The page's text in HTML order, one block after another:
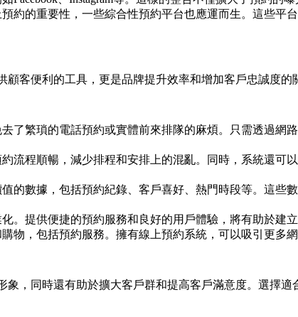
約的重要性，一些綜合性預約平台也應運而生。這些平
客便利的工具，更是品牌提升效率和增加客戶忠誠度的
了繁瑣的電話預約或實體前來排隊的麻煩。只需透過網
流程順暢，減少排程和安排上的混亂。同時，系統還可
的數據，包括預約紀錄、客戶喜好、熱門時段等。這些
。提供便捷的預約服務和良好的用戶體驗，將有助於建
物，包括預約服務。擁有線上預約系統，可以吸引更多
，同時還有助於擴大客戶群和提高客戶滿意度。選擇適